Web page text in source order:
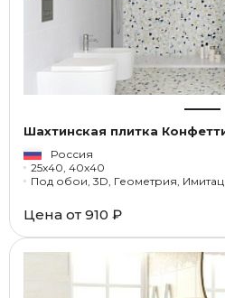
Шахтинская плитка
Россия
25x40, 40x40
Под обои, 3D, Геометрия,
Цена от 910 ₽